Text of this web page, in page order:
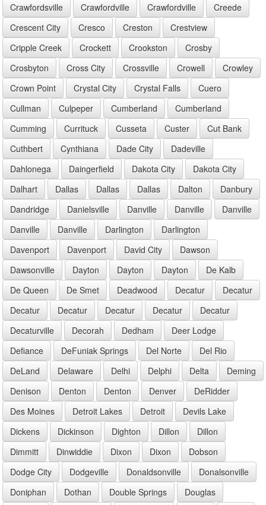
Crawfordsville
Crawfordville Crawfordville
Creede
Crescent City
Cresco Creston
Crestview
Cripple Creek
Crockett Crookston
Crosby
Crosbyton
Cross City Crossville Crowell
Crowley
Crown Point
Crystal City Crystal Falls
Cuero
Cullman
Culpeper Cumberland
Cumberland
Cumming
Currituck Cusseta Custer
Cut Bank
Cuthbert
Cynthiana Dade City
Dadeville
Dahlonega
Daingerfield Dakota City
Dakota City
Dalhart
Dallas Dallas Dallas Dalton
Danbury
Dandridge
Danielsville Danville Danville
Danville
Danville
Danville Darlington
Darlington
Davenport
Davenport David City
Dawson
Dawsonville
Dayton Dayton Dayton
De Kalb
De Queen
De Smet Deadwood Decatur
Decatur
Decatur
Decatur Decatur Decatur
Decatur
Decaturville
Decorah Dedham
Deer Lodge
Defiance
DeFuniak Springs Del Norte
Del Rio
DeLand
Delaware Delhi Delphi Delta
Deming
Denison
Denton Denton Denver
DeRidder
Des Moines
Detroit Lakes Detroit
Devils Lake
Dickens
Dickinson Dighton Dillon
Dillon
Dimmitt
Dinwiddie Dixon Dixon
Dobson
Dodge City
Dodgeville Donaldsonville
Donalsonville
Doniphan
Dothan Double Springs Douglas